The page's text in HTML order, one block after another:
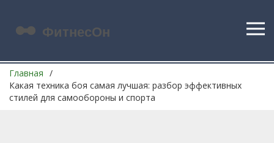
Главная
Какая техника боя самая лучшая: разбор эффективных
стилей для самообороны и спорта